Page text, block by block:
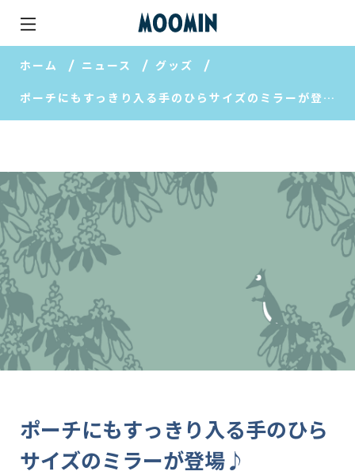
ホーム ニュース グッズ
ポーチにもすっきり入る手のひらサイズのミラーが登場♪
ポーチにもすっきり入る手のひら
サイズのミラーが登場♪